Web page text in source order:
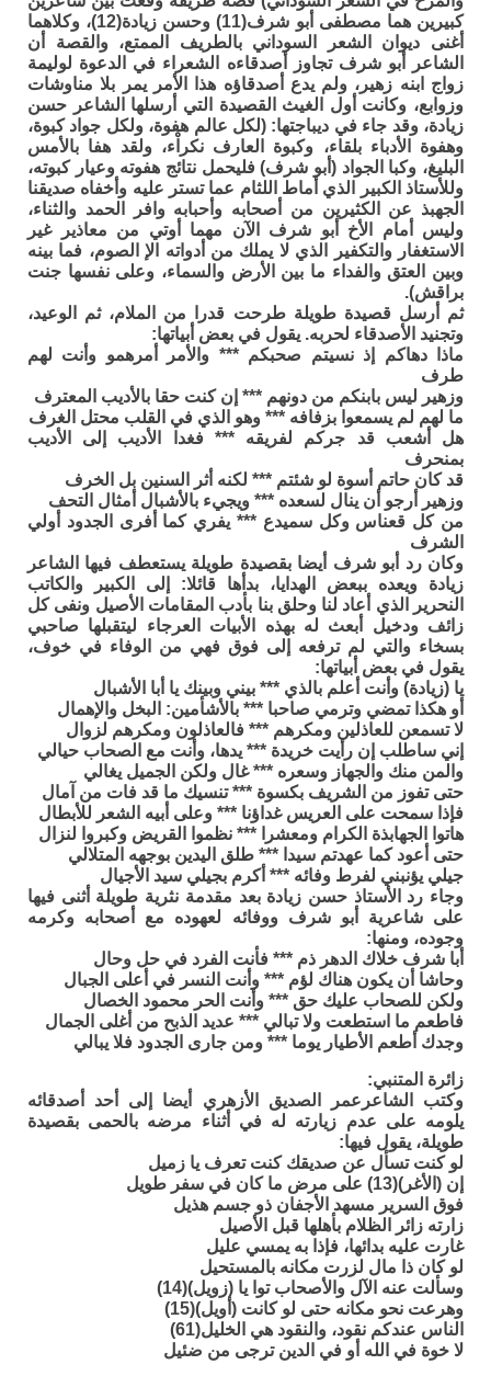
كبيرين هما مصطفى أبو شرف(11) وحسن زيادة(12)، وكلاهما
أغنى ديوان الشعر السوداني بالطريف الممتع، والقصة أن
الشاعر أبو شرف تجاوز أصدقاءه الشعراء في الدعوة لوليمة
زواج ابنه زهير، ولم يدع أصدقاؤه هذا الأمر يمر بلا مناوشات
وزوابع، وكانت أول الغيث القصيدة التي أرسلها الشاعر حسن
زيادة، وقد جاء في ديباجتها: (لكل عالم هفوة، ولكل جواد كبوة،
وهفوة الأدباء بلقاء، وكبوة العارف نكراْء، ولقد هفا بالأمس
البليغ، وكبا الجواد (أبو شرف) فليحمل نتائج هفوته وعيار كبوته،
وللأستاذ الكبير الذي أماط اللثام عما تستر عليه وأخفاه صديقنا
الجهبذ عن الكثيرين من أصحابه وأحبابه وافر الحمد والثناء،
وليس أمام الأخ أبو شرف الآن مهما أوتي من معاذير غير
الاستغفار والتكفير الذي لا يملك من أدواته الإ الصوم، فما بينه
وبين العتق والفداء ما بين الأرض والسماء، وعلى نفسها جنت
براقش).
ثم أرسل قصيدة طويلة طرحت قدرا من الملام، ثم الوعيد،
وتجنيد الأصدقاء لحربه. يقول في بعض أبياتها:
ماذا دهاكم إذ نسيتم صحبكم *** والأمر أمرهمو وأنت لهم
طرف
وزهير ليس بابنكم من دونهم *** إن كنت حقا بالأديب المعترف
ما لهم لم يسمعوا بزفافه *** وهو الذي في القلب محتل الغرف
هل أشعب قد جركم لفريقه *** فغدا الأديب إلى الأديب
بمنحرف
قد كان حاتم أسوة لو شئتم *** لكنه أثر السنين بل الخرف
وزهير أرجو أن ينال لسعده *** ويجيء بالأشبال أمثال التحف
من كل قعناس وكل سميدع *** يفري كما أفرى الجدود أولي
الشرف
وكان رد أبو شرف أيضا بقصيدة طويلة يستعطف فيها الشاعر
زيادة ويعده ببعض الهدايا، بدأها قائلا: إلى الكبير والكاتب
النحرير الذي أعاد لنا وحلق بنا بأدب المقامات الأصيل ونفى كل
زائف ودخيل أبعث له بهذه الأبيات العرجاء ليتقبلها صاحبي
بسخاء والتي لم ترفعه إلى فوق فهي من الوفاء في خوف،
يقول في بعض أبياتها:
يا (زيادة) وأنت أعلم بالذي *** بيني وبينك يا أبا الأشبال
أو هكذا تمضي وترمي صاحبا *** بالأشأمين: البخل والإهمال
لا تسمعن للعاذلين ومكرهم *** فالعاذلون ومكرهم لزوال
إني ساطلب إن رأيت خريدة *** يدها، وأنت مع الصحاب حيالي
والمن منك والجهاز وسعره *** غال ولكن الجميل يغالي
حتى تفوز من الشريف بكسوة *** تنسيك ما قد فات من آمال
فإذا سمحت على العريس غداؤنا *** وعلى أبيه الشعر للأبطال
هاتوا الجهابذة الكرام ومعشرا *** نظموا القريض وكبروا لنزال
حتى أعود كما عهدتم سيدا *** طلق اليدين بوجهه المتلالي
جيلي يؤنبني لفرط وفائه *** أكرم بجيلي سيد الأجيال
وجاء رد الأستاذ حسن زيادة بعد مقدمة نثرية طويلة أثنى فيها
على شاعرية أبو شرف ووفائه لعهوده مع أصحابه وكرمه
وجوده، ومنها:
أبا شرف خلاك الدهر ذم *** فأنت الفرد في حل وحال
وحاشا أن يكون هناك لؤم *** وأنت النسر في أعلى الجبال
ولكن للصحاب عليك حق *** وأنت الحر محمود الخصال
فاطعم ما استطعت ولا تبالي *** عديد الذبح من أغلى الجمال
وجدك أطعم الأطيار يوما *** ومن جارى الجدود فلا يبالي
زائرة المتنبي:
وكتب الشاعرعمر الصديق الأزهري أيضا إلى أحد أصدقائه
يلومه على عدم زيارته له في أثناء مرضه بالحمى بقصيدة
طويلة، يقول فيها:
لو كنت تسأل عن صديقك كنت تعرف يا زميل
إن (الأغر)(13) على مرض ما كان في سفر طويل
فوق السرير مسهد الأجفان ذو جسم هذيل
زارته زائر الظلام بأهلها قبل الأصيل
غارت عليه بدائها، فإذا به يمسي عليل
لو كان ذا مال لزرت مكانه بالمستحيل
وسألت عنه الآل والأصحاب توا يا (زويل)(14)
وهرعت نحو مكانه حتى لو كانت (أويل)(15)
الناس عندكم نقود، والنقود هي الخليل(61)
لا خوة في الله أو في الدين ترجى من ضئيل